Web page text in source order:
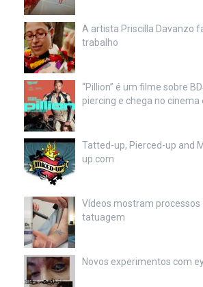
A artista Priscilla Davanzo
trabalho
“Pillion” é um filme sobre
piercing e chega no cinema
Tatted-up, Pierced-up and
up.com
Vídeos mostram processos
tatuagem
Novos experimentos com